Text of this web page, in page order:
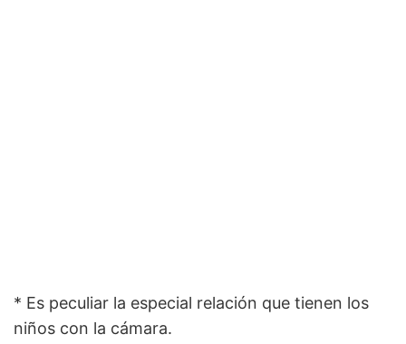
* Es peculiar la especial relación que tienen los
niños con la cámara.